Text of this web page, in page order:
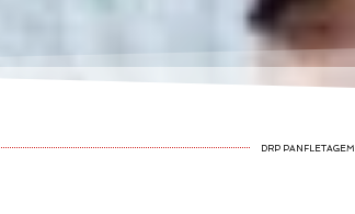
DRP PANFLETAGEM